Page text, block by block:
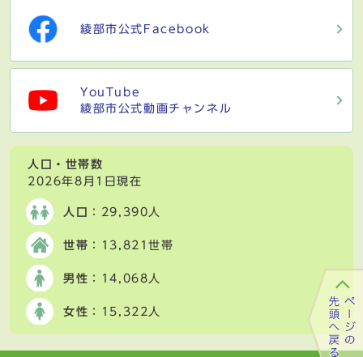
綾部市公式Facebook
YouTube
綾部市公式動画チャンネル
人口・世帯数
2026年8月1日現在
人口 ：29,390人
世帯 ：13,821世帯
男性 ：14,068人
女性 ：15,322人